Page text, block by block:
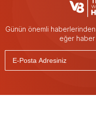
Günün önemli
eğer